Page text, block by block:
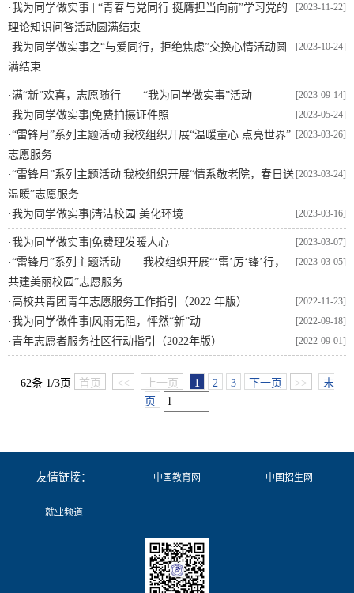
[2023-11-22]
·我为同学做实事 | “青春与党同行 挺膺担当向前”学习党的
理论知识问答活动圆满结束
[2023-10-24]
·我为同学做实事之“与爱同行，拒绝焦虑”交换心情活动圆
满结束
[2023-09-14]
·满“新”欢喜，志愿随行——“我为同学做实事”活动
[2023-05-24]
·我为同学做实事|免费拍摄证件照
[2023-03-26]
·“雷锋月”系列主题活动|我校组织开展“温暖童心 点亮世界”
志愿服务
[2023-03-24]
·“雷锋月”系列主题活动|我校组织开展“情系敬老院，春日送
温暖”志愿服务
[2023-03-16]
·我为同学做实事|清洁校园 美化环境
[2023-03-07]
·我为同学做实事|免费理发暖人心
[2023-03-05]
·“雷锋月”系列主题活动——我校组织开展“‘雷’厉‘锋’行，
共建美丽校园”志愿服务
[2022-11-23]
·高校共青团青年志愿服务工作指引（2022 年版）
[2022-09-18]
·我为同学做件事|风雨无阻，怦然“新”动
[2022-09-01]
·青年志愿者服务社区行动指引（2022年版）
62条 1/3页 首页 << 上一页 1 2 3 下一页 >>
末
页
友情链接： 中国教育网 中国招生网
就业频道